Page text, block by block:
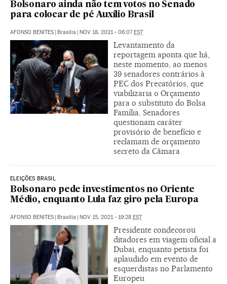
Bolsonaro ainda não tem votos no Senado
para colocar de pé Auxílio Brasil
AFONSO BENITES Brasília NOV 18, 2021 - 06:07 EST
Levantamento da
reportagem aponta que há,
neste momento, ao menos
39 senadores contrários à
PEC dos Precatórios, que
viabilizaria o Orçamento
para o substituto do Bolsa
Família. Senadores
questionam caráter
provisório de benefício e
reclamam de orçamento
secreto da Câmara
ELEIÇÕES BRASIL
Bolsonaro pede investimentos no Oriente
Médio, enquanto Lula faz giro pela Europa
AFONSO BENITES Brasília NOV 15, 2021 - 19:28 EST
Presidente condecorou
ditadores em viagem oficial a
Dubai, enquanto petista foi
aplaudido em evento de
esquerdistas no Parlamento
Europeu